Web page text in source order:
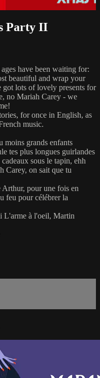
Party II
have been waiting for:
beautiful and wrap your
got lots of lovely presents for
no Mariah Carey - we
for once in English, as
music.
moins grands enfants
tes plus longues guirlandes
sous le tapin, ehh
Carey, on sait que tu
Arthur, pour une fois en
feu pour célébrer la
L'arme à l'oeil, Martin